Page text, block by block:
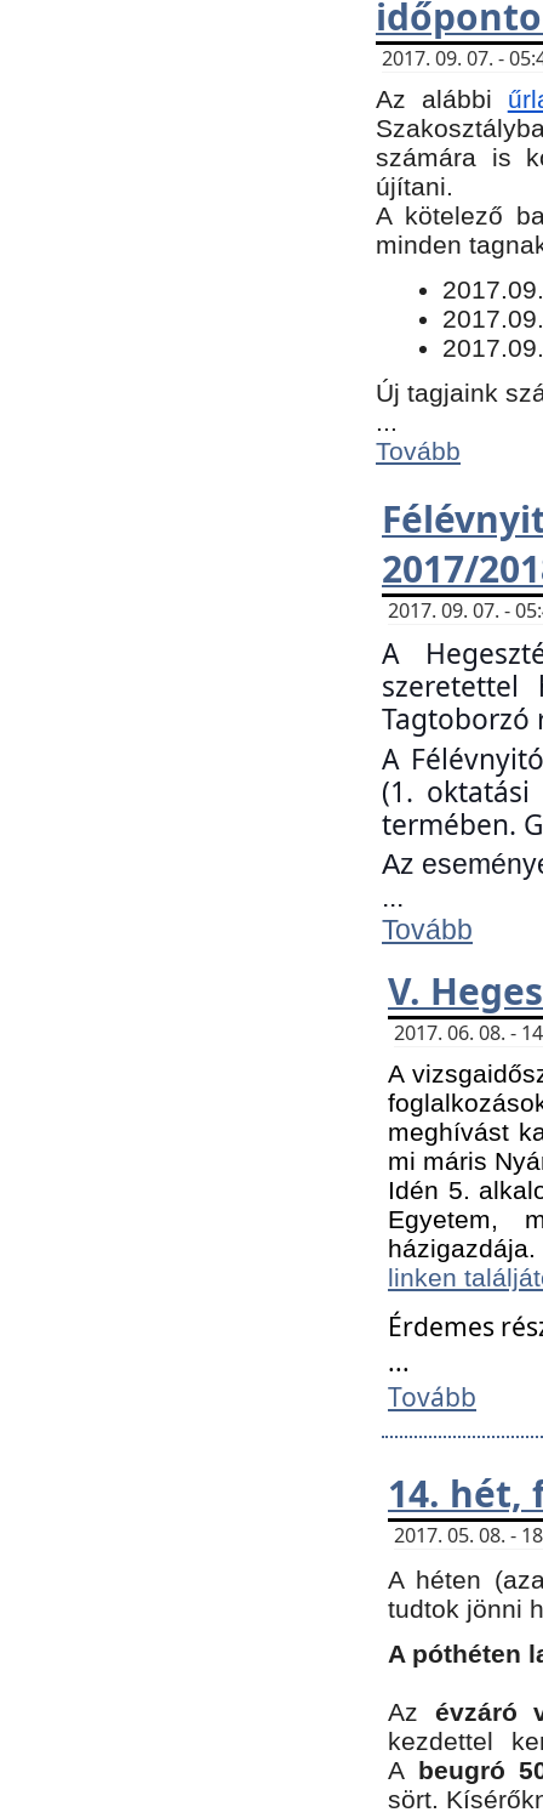
2017. 09. 07. -
Az alábbi
számára is
újítani.
​A kötelező
minden
Új tagjaink
Tovább
2017/
2017. 09. 07. -
A
Tagtoborzó
A
(1. oktatási
termében.
Az
...
Tovább
V.
2017. 06. 08. -
A
meghívást
mi máris
Idén 5.
Egyetem,
linken
Érdemes
...
Tovább
14. hét,
2017. 05. 08. -
A héten
tudtok jönni
A póthéten
Az évzáró
kezdettel
A beugró
sört.